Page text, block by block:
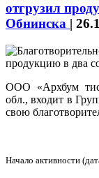
отгрузил
Обнинска |
ООО «Архбум
обл., входит в
свою
Начало активности